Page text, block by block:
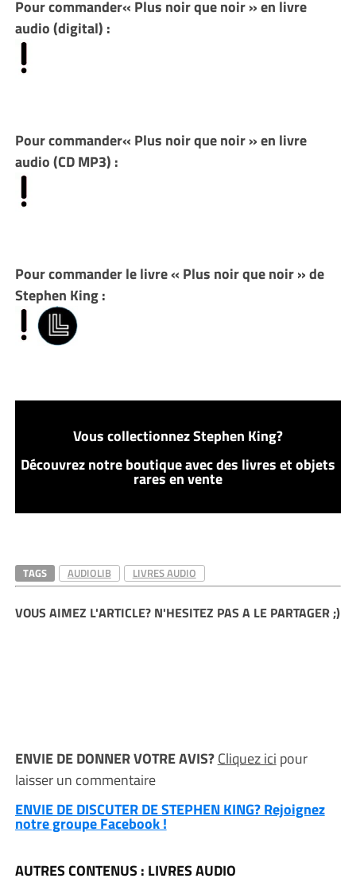
Pour commander« Plus noir que noir » en livre
audio (digital) :
Pour commander« Plus noir que noir » en livre
audio (CD MP3) :
Pour commander le livre « Plus noir que noir » de
Stephen King :
Vous collectionnez Stephen King?
Découvrez notre boutique avec des livres et objets
rares en vente
TAGS AUDIOLIB LIVRES AUDIO
VOUS AIMEZ L'ARTICLE? N'HESITEZ PAS A LE PARTAGER ;)
ENVIE DE DONNER VOTRE AVIS?Cliquez ici pour
laisser un commentaire
ENVIE DE DISCUTER DE STEPHEN KING? Rejoignez
notre groupe Facebook !
AUTRES CONTENUS : LIVRES AUDIO